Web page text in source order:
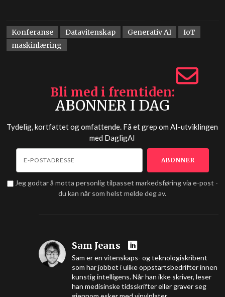
Konferanse Datavitenskap Generativ AI
IoT
maskinlæring
Bli med i fremtiden
ABONNER I DAG
Tydelig, kortfattet og omfattende. Få et grep om AI-utviklingen
med DagligAI
Jeg godtar å motta personlig tilpasset markedsføring via e-post -
du kan når som helst melde deg av.
Sam Jeans
Sam er en vitenskaps- og teknologiskribent
som har jobbet i ulike oppstartsbedrifter innen
kunstig intelligens. Når han ikke skriver, leser
han medisinske tidsskrifter eller graver seg